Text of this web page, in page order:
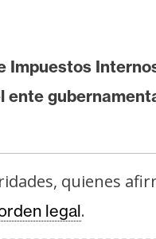
quienes
legal.